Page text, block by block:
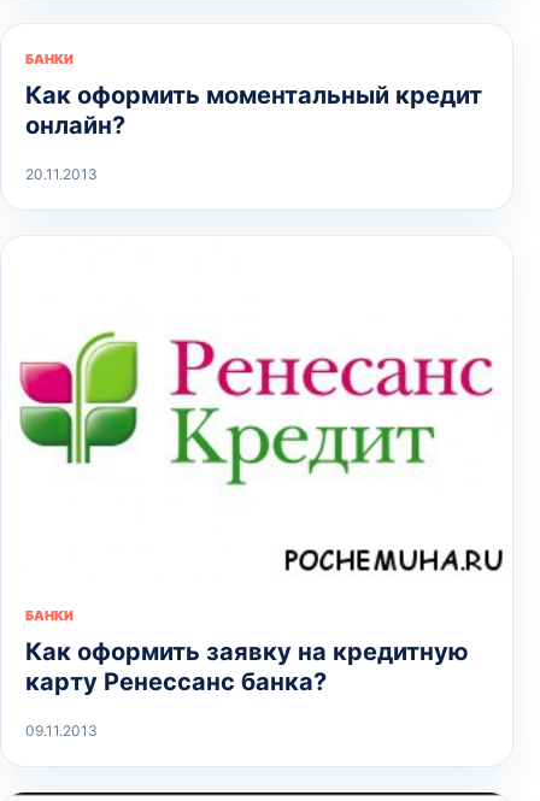
БАНКИ
Как оформить моментальный кредит
онлайн?
20.11.2013
БАНКИ
Как оформить заявку на кредитную
карту Ренессанс банка?
09.11.2013